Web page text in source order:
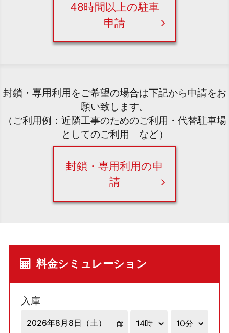
48時間以上の駐車
申請
封鎖・専用利用をご希望の場合は下記から申請をお
願い致します。
（ご利用例：近隣工事のためのご利用・代替駐車場
としてのご利用 など）
封鎖・専用利用の申
請
料金シミュレーション
入庫